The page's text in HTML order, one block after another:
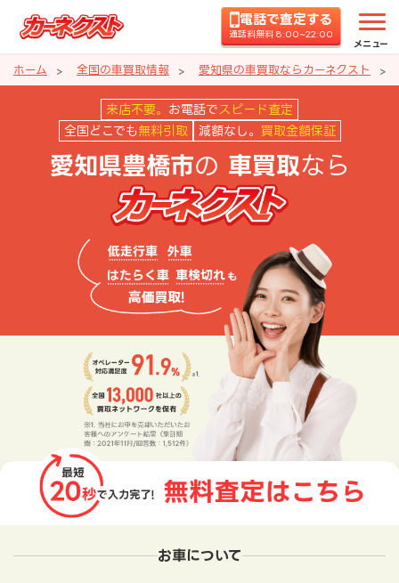
電話で査定する
通話料無料 8:00~22:00
メニュー
ホーム 全国の車買取情報 愛知県の車買取ならカーネクスト
愛知県豊橋市の車買取ならカー
来店不要。 お電話で スピード査定
全国どこでも 無料引取 減額なし。 買取金額保証
愛知県豊橋市の 車買取なら
お車について